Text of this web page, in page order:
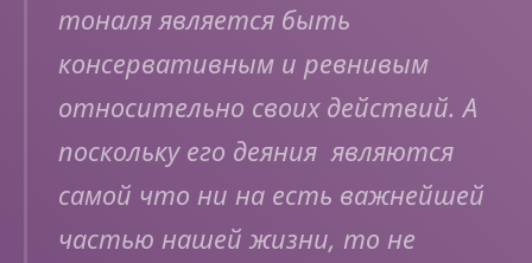
тоналя является быть
консервативным и ревнивым
относительно своих действий. А
поскольку его деяния являются
самой что ни на есть важнейшей
частью нашей жизни, то не